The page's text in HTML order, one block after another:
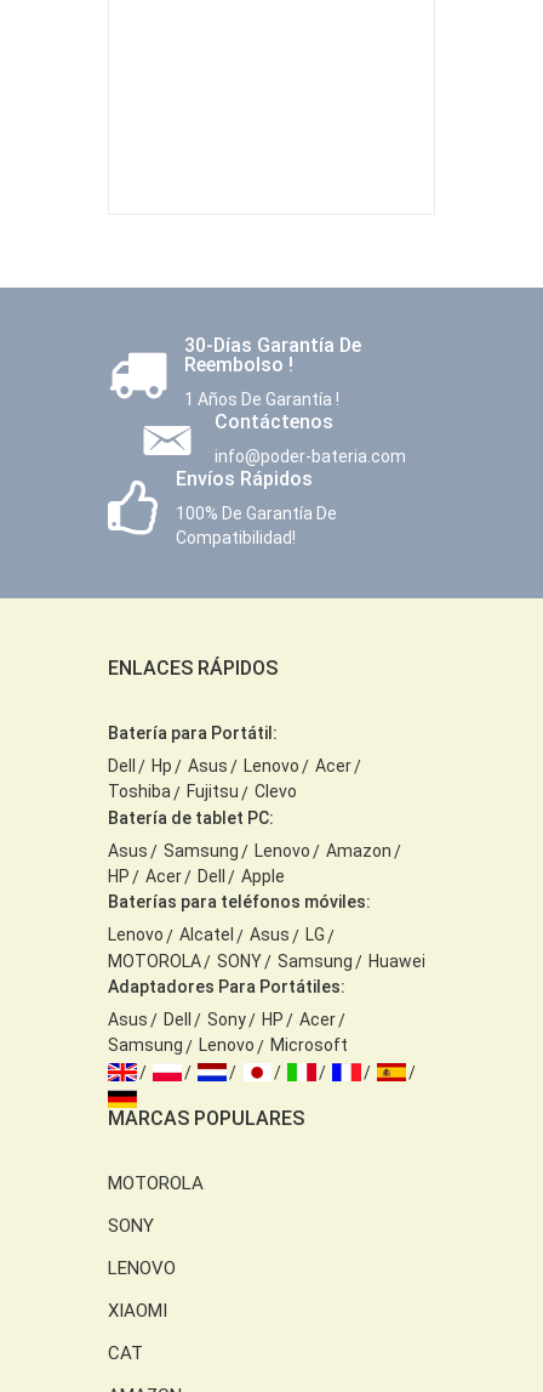
30-Días Garantía De
Reembolso !
1 Años De Garantía !
Contáctenos
info@poder-bateria.com
Envíos Rápidos
100% De Garantía De
Compatibilidad!
ENLACES RÁPIDOS
Batería para Portátil:
Dell
Hp Asus Lenovo
Acer
Toshiba
Fujitsu
Clevo
Batería de tablet PC:
Asus
Samsung Lenovo
Amazon
HP
Acer Dell
Apple
Baterías para teléfonos móviles:
Lenovo
Alcatel Asus
LG
MOTOROLA
SONY Samsung
Huawei
Adaptadores Para Portátiles:
Asus
Dell Sony HP
Acer
Samsung
Lenovo Microsoft
MARCAS POPULARES
MOTOROLA
SONY
LENOVO
XIAOMI
CAT